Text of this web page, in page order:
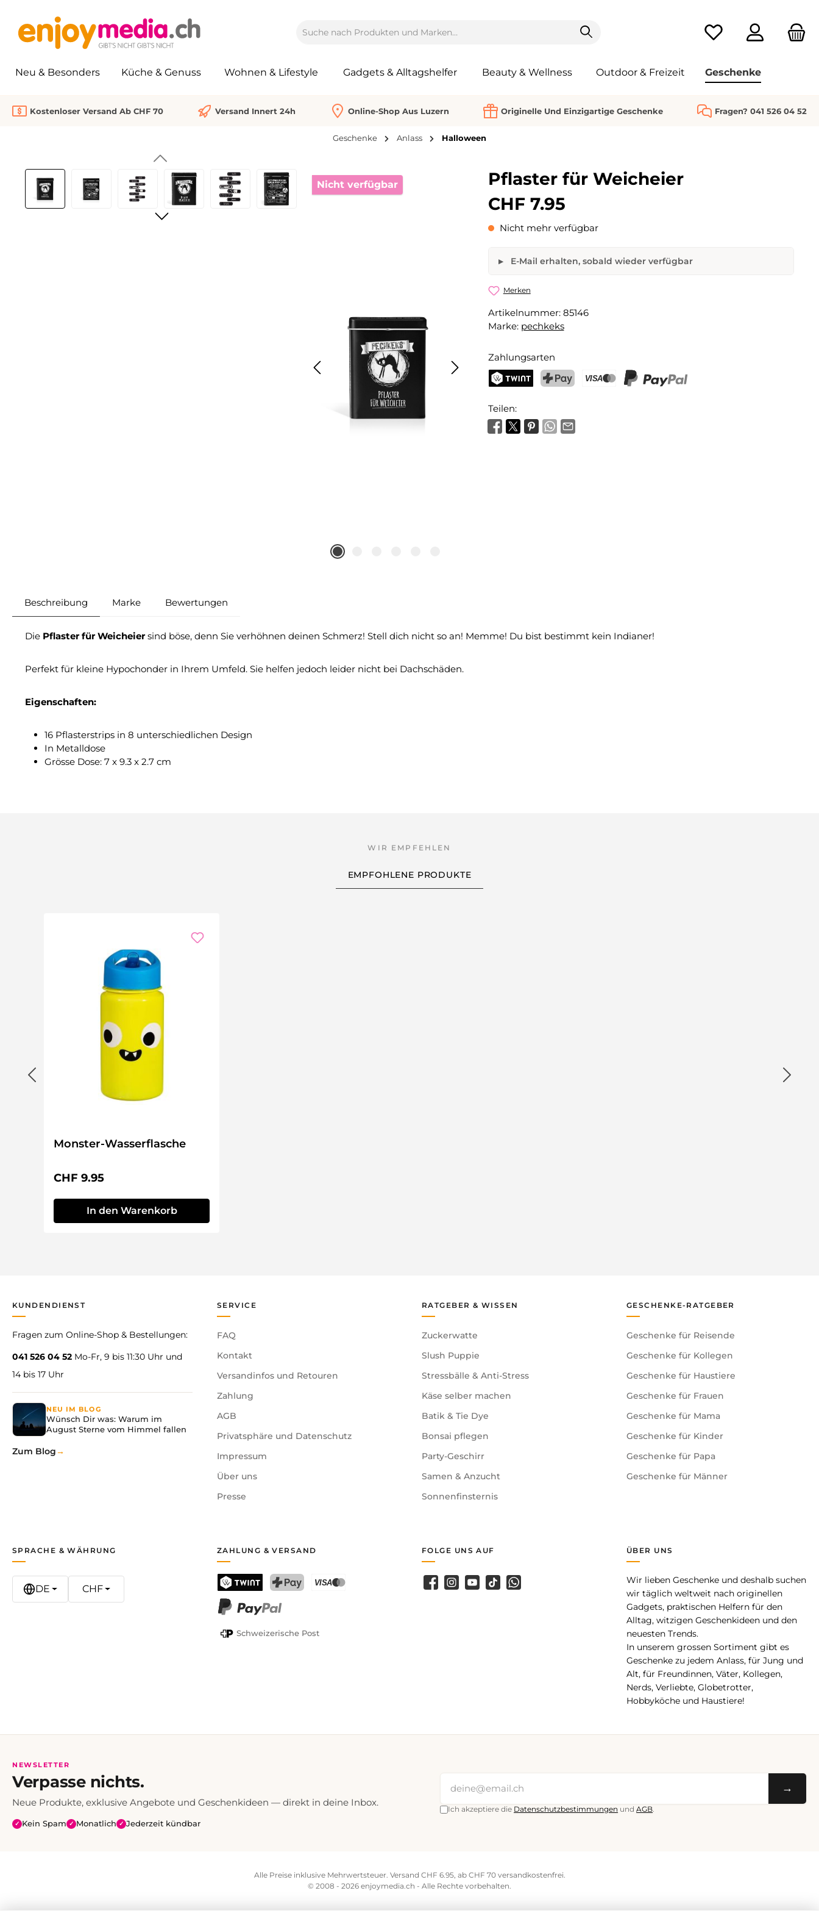
Du hast 0 Produkte
Neu & Besonders Küche & Genuss Wohnen & Lifestyle Gadgets & Alltagshelfer Beauty & Wellness Outdoor & Freizeit Geschenke
Kostenloser Versand Ab CHF 70 Versand Innert 24h Online-Shop Aus Luzern Originelle Und Einzigartige Geschenke Fragen? 041 526 04 52
Geschenke Anlass Halloween
Bildergalerie überspringen
Nicht verfügbar
Pflaster für Weicheier
CHF 7.95
Nicht mehr verfügbar
E-Mail erhalten, sobald wieder verfügbar
Dein Name
Benachrichtigung aktivieren
Merken
Artikelnummer: 85146
Marke: pechkeks
Zahlungsarten
Teilen:
Beschreibung Marke Bewertungen
Die Pflaster für Weicheiersind böse, denn Sie verhöhnen deinen Schmerz! Stell dich nicht so an! Memme! Du bist bestimmt kein Indianer!
Perfekt für kleine Hypochonder in Ihrem Umfeld. Sie helfen jedoch leider nicht bei Dachschäden.
Eigenschaften:
16 Pflasterstrips in 8 unterschiedlichen Design
In Metalldose
Grösse Dose: 7 x 9.3 x 2.7 cm
EMPFOHLENE PRODUKTE
Monster-Wasserflasche
Regulärer Preis:
CHF 9.95
In den Warenkorb
KUNDENDIENST
Fragen zum Online-Shop & Bestellungen:
041 526 04 52 Mo-Fr, 9 bis 11:30 Uhr und
14 bis 17 Uhr
NEU IM BLOG
Wünsch Dir was: Warum im
August Sterne vom Himmel fallen
Zum Blog
SERVICE
FAQ
Kontakt
Versandinfos und Retouren
Zahlung
AGB
Privatsphäre und Datenschutz
Impressum
Über uns
Presse
RATGEBER & WISSEN
Zuckerwatte
Slush Puppie
Stressbälle & Anti-Stress
Käse selber machen
Batik & Tie Dye
Bonsai pflegen
Party-Geschirr
Samen & Anzucht
Sonnenfinsternis
GESCHENKE-RATGEBER
Geschenke für Reisende
Geschenke für Kollegen
Geschenke für Haustiere
Geschenke für Frauen
Geschenke für Mama
Geschenke für Kinder
Geschenke für Papa
Geschenke für Männer
ÜBER UNS
Wir lieben Geschenke und deshalb suchen
wir täglich weltweit nach originellen
Gadgets, praktischen Helfern für den
Alltag, witzigen Geschenkideen und den
neuesten Trends.
In unserem grossen Sortiment gibt es
Geschenke zu jedem Anlass, für Jung und
Alt, für Freundinnen, Väter, Kollegen,
Nerds, Verliebte, Globetrotter,
Hobbyköche und Haustiere!
ZAHLUNG & VERSAND
TWINT
Schweizerische Post
SPRACHE & WÄHRUNG
DE CHF
FOLGE UNS AUF
Facebook
Instagram
YouTubeTikTokWhatsApp
NEWSLETTER
Verpasse nichts.
Neue Produkte, exklusive Angebote und Geschenkideen — direkt in deine Inbox.
✓ Kein Spam ✓ Monatlich ✓ Jederzeit kündbar
→
Ich akzeptiere die Datenschutzbestimmungen undAGB
Alle Preise inklusive Mehrwertsteuer. Versand CHF 6.95, ab CHF 70 versandkostenfrei.
© 2008 - 2026 enjoymedia.ch - Alle Rechte vorbehalten.